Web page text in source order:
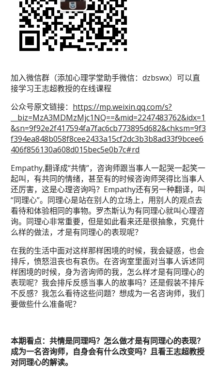
加入微信群（添加心理学堂助手微信：dzbswx）可以直
接学习王志超教授的在线课程
公众号原文链接： https://mp.weixin.qq.com/s?
__biz=MzA3MDMzMjc1NQ==&mid=2247483762&idx=1
&sn=9f92e2f417594fa7fac6cb773895d682&chksm=9f3
f394ea848b058f8cee2433a15cf2dc3b3b8ad33f9bcee6
406f856130a608d015bec5e0b7c#rd
Empathy,翻译成“共情”，咨询师跟当事人一起哭一起笑一
起叫，有共同的情绪，甚至有的时候咨询师哭得比当事人
还厉害，这是心理咨询吗？Empathy还有另一种翻译，叫
“同理心”。同理心是站在别人的立场上，用别人的观点去
看待和体验相同的事物。罗杰斯认为有同理心就叫心理咨
询。同理心非常重要，但是如此看来还是很抽象，究竟什
么样的做法，才是有同理心的表现呢？
在我的生活中面对这样那样困境的时候，我会疑惑，也会
排斥，愤怒沮丧也有哀伤。在咨询室里面对当事人诉述同
样困境的时候，身为咨询师的我，怎么样才是有同理心的
表现呢？我会排斥反感当事人的故事吗？还是假装不排斥
不反感？我怎么看待这些问题？想成为一名咨询师，我们
要做些什么准备呢？
本期看点：共情是同理吗？怎么做才是有同理心的表现？
成为一名咨询师，自身会有什么改变吗？且看王志超教授
对同理心的解读。